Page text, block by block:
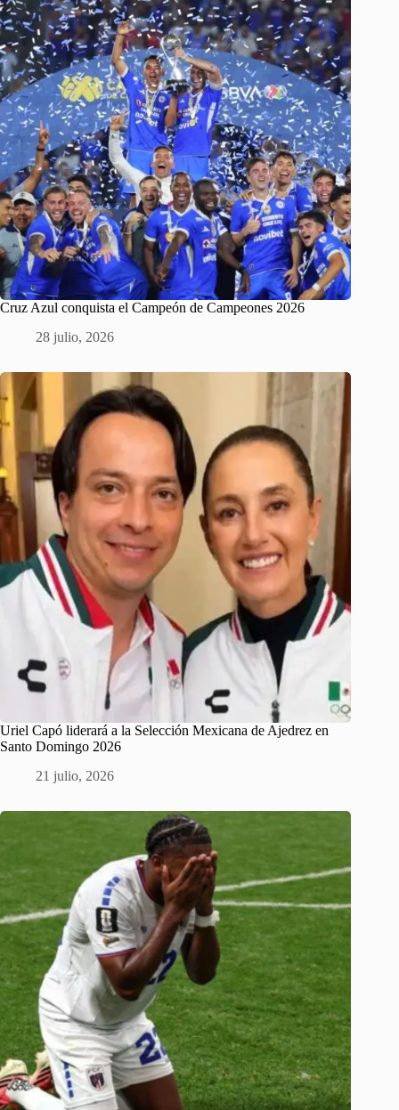
Cruz Azul conquista el Campeón de Campeones 2026
28 julio, 2026
Uriel Capó liderará a la Selección Mexicana de Ajedrez en
Santo Domingo 2026
21 julio, 2026